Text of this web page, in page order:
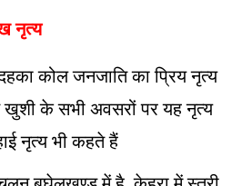
नृत्य
कोल जनजाति का प्रिय नृत्य
के सभी अवसरों पर यह नृत्य
नृत्य भी कहते हैं